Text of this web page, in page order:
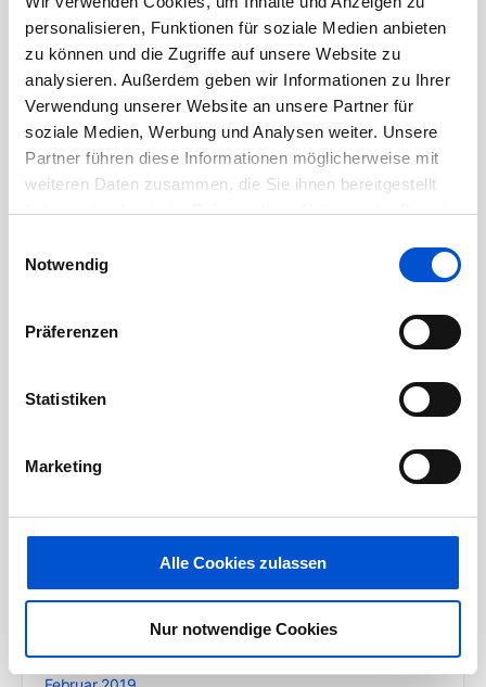
personalisieren, Funktionen für soziale Medien anbieten
zu können und die Zugriffe auf unsere Website zu
analysieren. Außerdem geben wir Informationen zu Ihrer
Verwendung unserer Website an unsere Partner für
soziale Medien, Werbung und Analysen weiter. Unsere
Partner führen diese Informationen möglicherweise mit
weiteren Daten zusammen, die Sie ihnen bereitgestellt
haben oder die sie im Rahmen Ihrer Nutzung der Dienste
Notwendig
Präferenzen
Statistiken
Marketing
Alle Cookies zulassen
Nur notwendige Cookies
Oktober 2020
September 2020
August 2020
Juli 2020
Mai 2020
April 2020
Juli 2019